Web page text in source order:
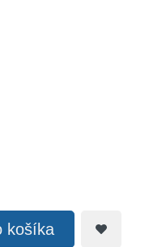
košíka